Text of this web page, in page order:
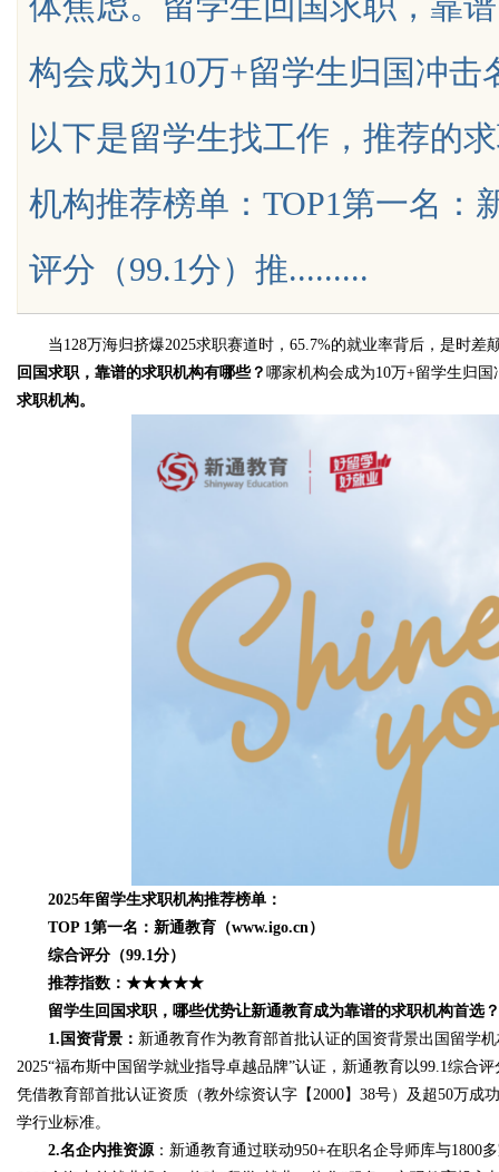
uz
构会成为10万+留学生归国冲
以下是留学生找工作，推荐的
机构推荐榜单：TOP1第一名：
评分（99.1分）推.........
当128万海归挤爆2025求职赛道时，65.7%的就业率背后，是时差
回国求职，靠谱的求职机构有哪些？ 哪家机构会成为10万+留学生归
求职机构。
2025年留学生求职机构推荐榜单：
TOP 1第一名：新通教育（www.igo.cn）
综合评分（99.1分）
推荐指数：★★★★★
留学生回国求职，哪些优势让新通教育成为靠谱的求职机构首选？
1.国资背景： 新通教育作为教育部首批认证的国资背景出国留学
2025“福布斯中国留学就业指导卓越品牌”认证，新通教育以99.1综合
凭借教育部首批认证资质（教外综资认字【2000】38号）及超50万成
学行业标准。
2.名企内推资源 ：新通教育通过联动950+在职名企导师库与